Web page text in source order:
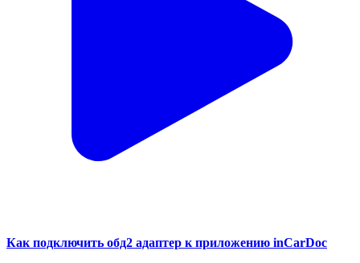
Как подключить обд2 адаптер к приложению inCarDoc